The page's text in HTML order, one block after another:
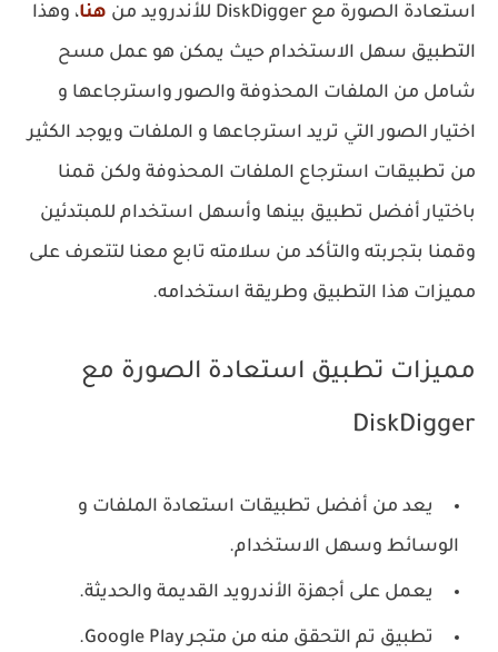
استعادة الصورة مع DiskDigger للأندرويد من هنا، وهذا
التطبيق سهل الاستخدام حيث يمكن هو عمل مسح
شامل من الملفات المحذوفة والصور واسترجاعها و
اختيار الصور التي تريد استرجاعها و الملفات ويوجد الكثير
من تطبيقات استرجاع الملفات المحذوفة ولكن قمنا
باختيار أفضل تطبيق بينها وأسهل استخدام للمبتدئين
وقمنا بتجربته والتأكد من سلامته تابع معنا لتتعرف على
مميزات هذا التطبيق وطريقة استخدامه.
‏مميزات تطبيق استعادة الصورة مع
DiskDigger
‏يعد من أفضل تطبيقات استعادة الملفات و
الوسائط وسهل الاستخدام.
‏يعمل على أجهزة الأندرويد القديمة والحديثة.
‏تطبيق تم التحقق منه من متجر Google Play.